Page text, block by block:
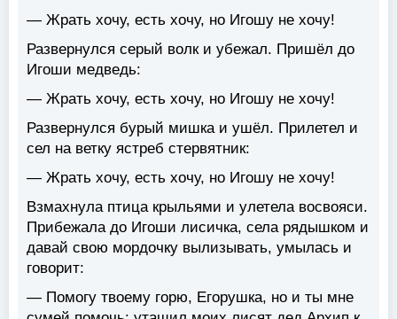
— Жрать хочу, есть хочу, но Игошу не хочу!
Развернулся серый волк и убежал. Пришёл до
Игоши медведь:
— Жрать хочу, есть хочу, но Игошу не хочу!
Развернулся бурый мишка и ушёл. Прилетел и
сел на ветку ястреб стервятник:
— Жрать хочу, есть хочу, но Игошу не хочу!
Взмахнула птица крыльями и улетела восвояси.
Прибежала до Игоши лисичка, села рядышком и
давай свою мордочку вылизывать, умылась и
говорит:
— Помогу твоему горю, Егорушка, но и ты мне